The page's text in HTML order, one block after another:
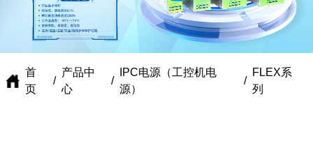
首
页
/
产品中
心
/
IPC电源（工控机电
源）
/
FLEX系
列